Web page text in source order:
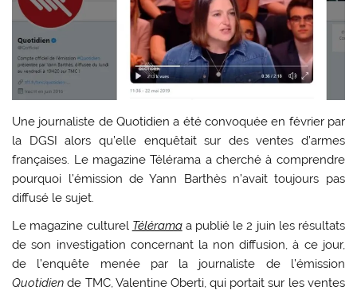
Une journaliste de Quotidien a été convoquée en février par
la DGSI alors qu’elle enquêtait sur des ventes d’armes
françaises. Le magazine Télérama a cherché à comprendre
pourquoi l’émission de Yann Barthès n’avait toujours pas
diffusé le sujet.
Le magazine culturel Téléramaa publié le 2 juin les résultats
de son investigation concernant la non diffusion, à ce jour,
de l’enquête menée par la journaliste de l’émission
Quotidien de TMC, Valentine Oberti, qui portait sur les ventes